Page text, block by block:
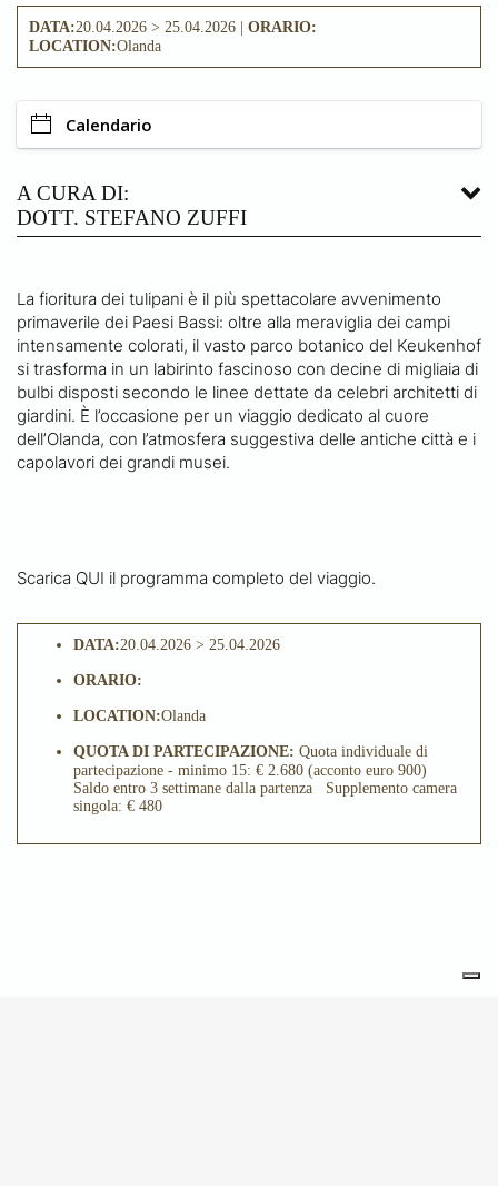
DATA:20.04.2026 > 25.04.2026 | ORARIO:
LOCATION:Olanda
Calendario
A CURA DI:
DOTT. STEFANO ZUFFI
La fioritura dei tulipani è il più spettacolare avvenimento
primaverile dei Paesi Bassi: oltre alla meraviglia dei campi
intensamente colorati, il vasto parco botanico del Keukenhof
si trasforma in un labirinto fascinoso con decine di migliaia di
bulbi disposti secondo le linee dettate da celebri architetti di
giardini. È l’occasione per un viaggio dedicato al cuore
dell’Olanda, con l’atmosfera suggestiva delle antiche città e i
capolavori dei grandi musei.
Scarica QUI il programma completo del viaggio.
DATA:20.04.2026 > 25.04.2026
ORARIO:
LOCATION:Olanda
QUOTA DI PARTECIPAZIONE: Quota individuale di
partecipazione - minimo 15: € 2.680 (acconto euro 900)
Saldo entro 3 settimane dalla partenza Supplemento camera
singola: € 480